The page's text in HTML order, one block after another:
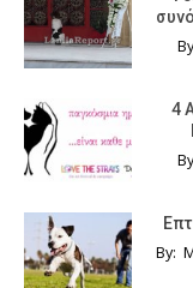
4
By: